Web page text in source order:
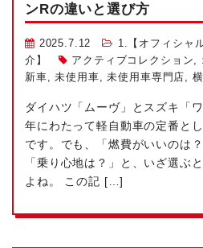
ンRの違いと選び方
2025.7.12 1.【オフィシャ
介】
アクティブコレクション
新車 ,未使用車 ,未使用車専門店 ,
ダイハツ「ムーヴ」とスズキ「
年にわたって軽自動車の定番と
です。でも、「燃費がいいのは
「乗り心地は？」と、いざ選ぶ
よね。 この記 […]